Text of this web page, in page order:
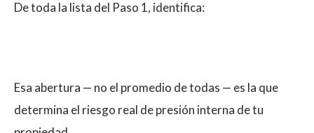
De toda la lista del Paso 1, identifica:
Esa abertura — no el promedio de todas — es la que
determina el riesgo real de presión interna de tu